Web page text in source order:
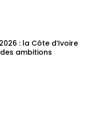
: la Côte d’Ivoire
ambitions